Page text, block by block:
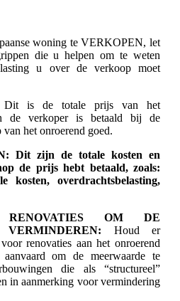
woning te VERKOPEN, let
die u helpen om te weten
u over de verkoop moet
Dit is de totale prijs van het
de verkoper is betaald bij de
het onroerend goed.
Dit zijn de totale kosten en
de prijs hebt betaald, zoals:
kosten, overdrachtsbelasting,
OM DE
Houd er
renovaties aan het onroerend
om de meerwaarde te
die als “structureel”
in aanmerking voor vermindering